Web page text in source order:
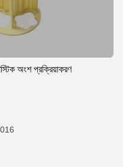
অংশ প্রক্রিয়াকরণ